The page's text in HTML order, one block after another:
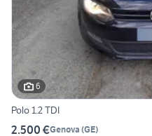
6
Polo 1.2 TDI
2.500 €Genova (GE)